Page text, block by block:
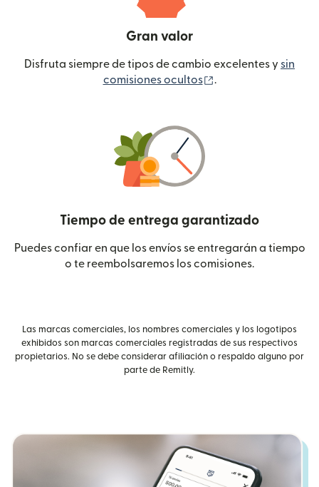
Gran valor
Disfruta siempre de tipos de cambio excelentes y sin
comisiones ocultos
.
Tiempo de entrega garantizado
Puedes confiar en que los envíos se entregarán a tiempo
o te reembolsaremos los comisiones.
Las marcas comerciales, los nombres comerciales y los logotipos
exhibidos son marcas comerciales registradas de sus respectivos
propietarios. No se debe considerar afiliación o respaldo alguno por
parte de Remitly.